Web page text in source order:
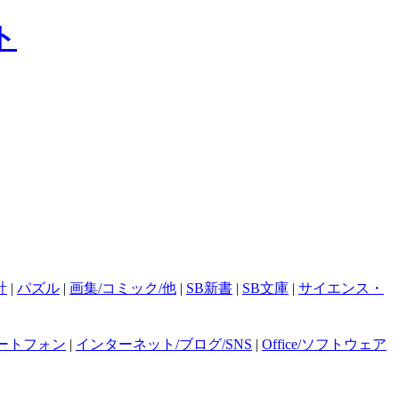
| パズル | 画集/コミック/他 | SB新書 | SB文庫 | サイエンス・
トフォン | インターネット/ブログ/SNS | Office/ソフトウェア